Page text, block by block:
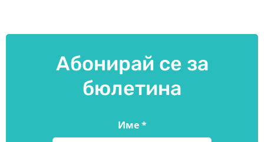
Абонирай се за
бюлетина
Име*